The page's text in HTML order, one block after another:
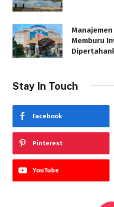
Memburu
Stay In Touch
Facebook
Pinterest
YouTube